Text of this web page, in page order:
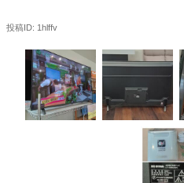
投稿ID: 1hlffv